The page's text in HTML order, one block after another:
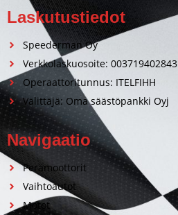
Laskutustiedot
Speederman Oy
Verkkolaskuosoite: 003719402843
Operaattoritunnus: ITELFIHH
Välittäjä: Oma säästöpankki Oyj
Navigaatio
Perämoottorit
Vaihtoautot
Motot